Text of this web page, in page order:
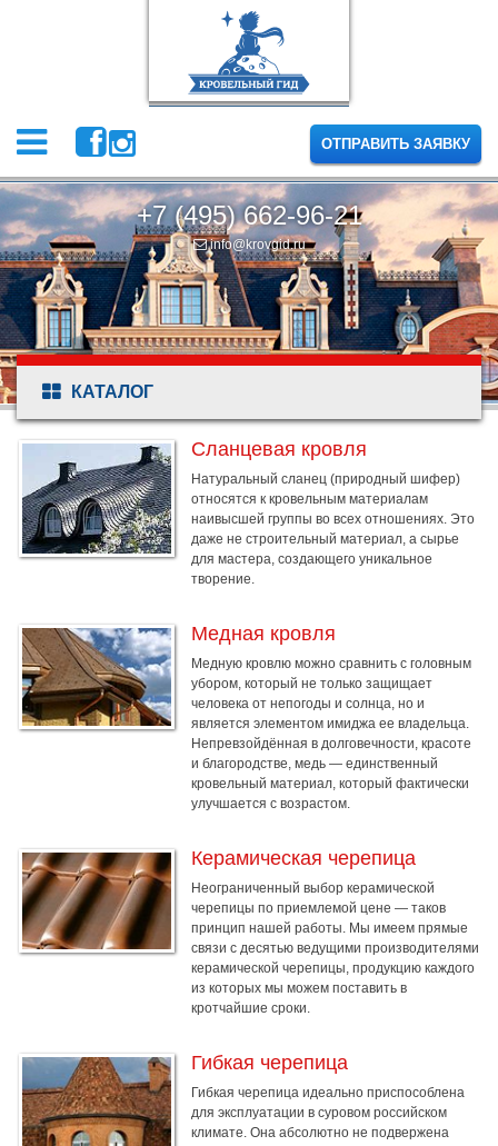
ОТПРАВИТЬ ЗАЯВКУ
+7 (495) 662-96-21
info@krovgid.ru
КАТАЛОГ
Сланцевая кровля
Натуральный сланец (природный шифер)
относятся к кровельным материалам
наивысшей группы во всех отношениях. Это
даже не строительный материал, а сырье
для мастера, создающего уникальное
творение.
Медная кровля
Медную кровлю можно сравнить с головным
убором, который не только защищает
человека от непогоды и солнца, но и
является элементом имиджа ее владельца.
Непревзойдённая в долговечности, красоте
и благородстве, медь — единственный
кровельный материал, который фактически
улучшается с возрастом.
Керамическая черепица
Неограниченный выбор керамической
черепицы по приемлемой цене — таков
принцип нашей работы. Мы имеем прямые
связи с десятью ведущими производителями
керамической черепицы, продукцию каждого
из которых мы можем поставить в
кротчайшие сроки.
Гибкая черепица
Гибкая черепица идеально приспособлена
для эксплуатации в суровом российском
климате. Она абсолютно не подвержена